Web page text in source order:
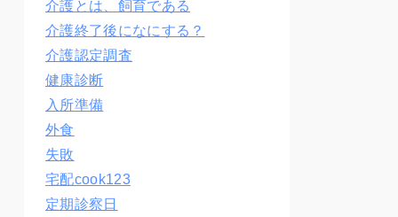
介護とは、飼育である
介護終了後になにする？
介護認定調査
健康診断
入所準備
外食
失敗
宅配cook123
定期診察日